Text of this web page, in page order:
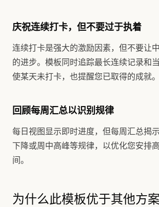
庆祝连续打卡，但不要过于执着
连续打卡是强大的激励因素，但不要让
的进步。模板同时追踪最长连续记录和
使某天未打卡，也提醒您已取得的成就。
回顾每周汇总以识别规律
每日视图显示即时进度，但每周汇总揭
下降或周中高峰等规律，以优化您安排
间。
为什么此模板优于其他方案